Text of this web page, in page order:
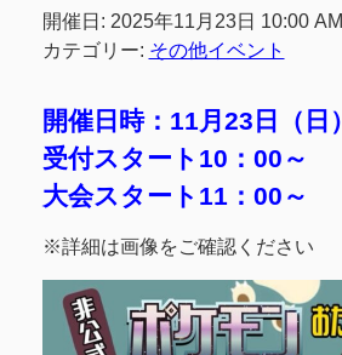
開催日: 2025年11月23日 10:00 AM
カテゴリー: その他イベント
開催日時：11月23日（日）
受付スタート10：00～
大会スタート11：00～
※詳細は画像をご確認ください